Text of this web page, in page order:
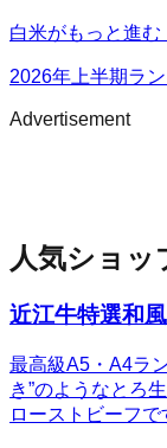
白米がもっと進
2026年上半期ラ
Advertisement
人気ショ
近江牛特選和
最高級A5・A4ラ
き”のようなとろ
ローストビーフで